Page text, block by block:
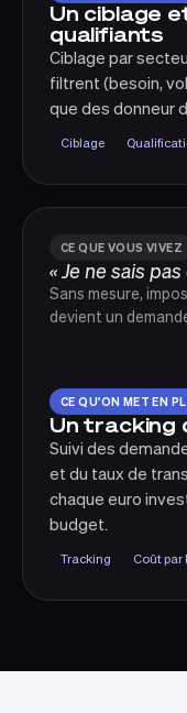
Un ciblage
qualifiants
Ciblage par
filtrent (besoin,
que des donneur
Ciblage
CE QUE VOUS VIVEZ
« Je ne sais
Sans mesure,
devient un
CE QU'ON MET EN
Un tracking
Suivi des
et du taux de
chaque euro
budget.
Tracking Coût par